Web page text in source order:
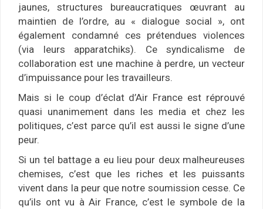
jaunes, structures bureaucratiques œuvrant au
maintien de l’ordre, au « dialogue social », ont
également condamné ces prétendues violences
(via leurs apparatchiks). Ce syndicalisme de
collaboration est une machine à perdre, un vecteur
d’impuissance pour les travailleurs.
Mais si le coup d’éclat d’Air France est réprouvé
quasi unanimement dans les media et chez les
politiques, c’est parce qu’il est aussi le signe d’une
peur.
Si un tel battage a eu lieu pour deux malheureuses
chemises, c’est que les riches et les puissants
vivent dans la peur que notre soumission cesse. Ce
qu’ils ont vu à Air France, c’est le symbole de la